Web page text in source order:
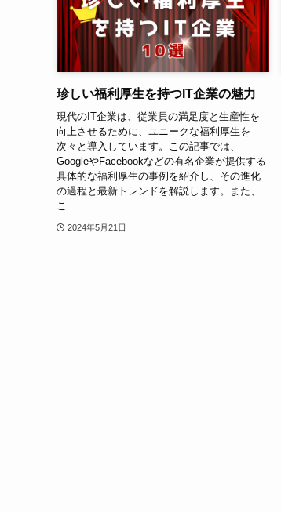
珍しい福利厚生を持つIT企業の魅力
現代のIT企業は、従業員の満足度と生産性を
向上させるために、ユニークな福利厚生を
次々と導入しています。この記事では、
GoogleやFacebookなどの有名企業が提供する
具体的な福利厚生の事例を紹介し、その進化
の過程と最新トレンドを解説します。また、
こ...
2024年5月21日